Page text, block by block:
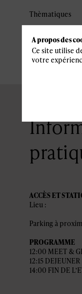
Thèmatiques
Effacer tous les
ACCÈS ET
Lieu :
Parking à
PROGRAMME
12:00 MEET &
12:15 DEJEUNER
14:00 FIN DE
A propos des
Ce site utilise
votre